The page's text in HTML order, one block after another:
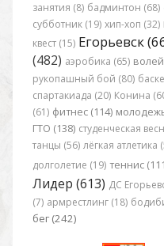
занятия (8) бадминтон (68)
субботник (19) хип-хоп (32)
квест (15) Егорьевск
(482) аэробика (65)
рукопашный бой (80)
спартакиада (20) Конина
(61) фитнес (114)
ГТО (138) студенческая
танцы (56) лёгкая атлетика
долголетие (19) теннис
Лидер (613) ДС
(7) армрестлинг (18)
бег (242)